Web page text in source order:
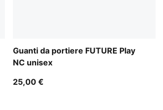
Guanti da portiere FUTURE Play
NC unisex
25,00 €